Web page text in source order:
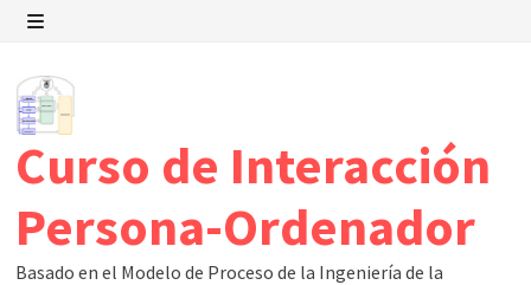
Saltar
contenido
Curso de Interacción
Persona-Ordenador
Basado en el Modelo de Proceso de la Ingeniería de la